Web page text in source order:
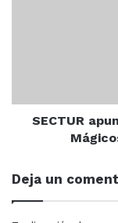
y
Señoriales
SECTUR
Deja un